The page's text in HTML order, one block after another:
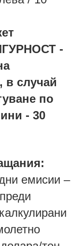
-
в случай
по
- 30
емисии –